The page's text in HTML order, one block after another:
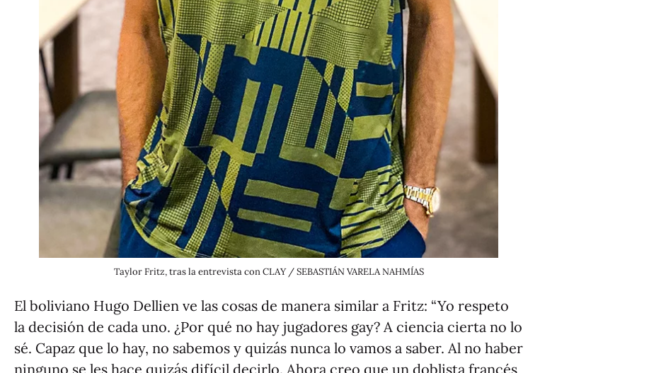
Taylor Fritz, tras la entrevista con CLAY / SEBASTIÁN VARELA NAHMÍAS
El boliviano Hugo Dellien ve las cosas de manera similar a Fritz: “Yo respeto
la decisión de cada uno. ¿Por qué no hay jugadores gay? A ciencia cierta no lo
sé. Capaz que lo hay, no sabemos y quizás nunca lo vamos a saber. Al no haber
ninguno se les hace quizás difícil decirlo. Ahora creo que un doblista francés